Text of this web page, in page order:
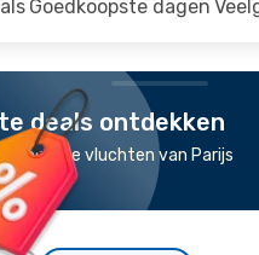
Goedkoopste dagen
deals ontdekken
vluchten van Parijs